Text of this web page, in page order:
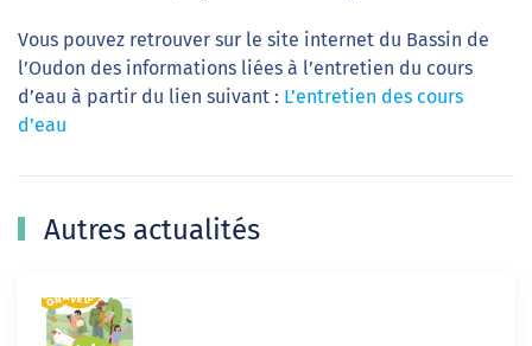
Vous pouvez retrouver sur le site internet du Bassin de
l’Oudon des informations liées à l’entretien du cours
d’eau à partir du lien suivant : L’entretien des cours
d’eau
Autres actualités